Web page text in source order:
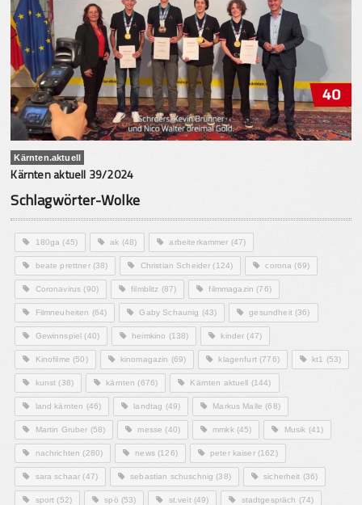
Kärnten.aktuell
Kärnten aktuell 39/2024
Schlagwörter-Wolke
180ga (45) ak (48) arbeiterkammer (47)
beate prettner(38) Christian Scheider (124) corona (69)
Coronavirus (90) filmblitz (87) filmmagazin (76)
Filmneuheiten (64) Gaby Schaunig (43) gesundheit(36)
Gewinnspiel (40) heimkino (138) kinder (47)
Kinofilme (50) kinomagazin (69) klagenfurt(776) kt1 (53)
kunst (38) kärnten (676) Kärnten aktuell (144)
land kärnten (46) landtag (49) Markus Malle (68)
Martin Gruber (58) messe (40) mmkk(45) Musik (41)
nachrichten (280) news(126) peter kaiser(162)
sara schaar (47) sebastian schuschnig (38) sicherheit (36)
sport (52) spö (53) st.veit(49) stadtgespräch (74)